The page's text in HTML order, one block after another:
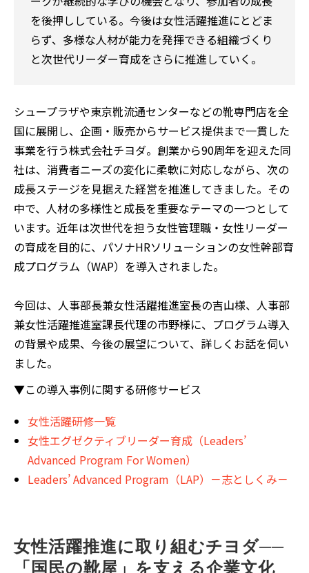
を後押ししている。今後は女性活躍推進にとどま
らず、多様な人材が能力を発揮できる組織づくり
と次世代リーダー育成をさらに推進していく。
シュープラザや東京靴流通センターなどの靴専門店を全
国に展開し、企画・販売からサービス提供まで一貫した
事業を行う株式会社チヨダ。創業から90周年を迎えた同
社は、消費者ニーズの変化に柔軟に対応しながら、次の
成長ステージを見据えた経営を推進してきました。その
中で、人材の多様性と成長を重要なテーマの一つとして
います。近年は次世代を担う女性管理職・女性リーダー
の育成を目的に、パソナHRソリューションの女性幹部育
成プログラム（WAP）を導入されました。
今回は、人事部長兼女性活躍推進室長の吉山様、人事部
兼女性活躍推進室課長代理の市野様に、プログラム導入
の背景や成果、今後の展望について、詳しくお話を伺い
ました。
▼この導入事例に関する研修サービス
女性活躍研修一覧
女性エグゼクティブリーダー育成（Leaders’
Advanced Program For Women）
Leaders’ Advanced Program（LAP）－志としくみ－
女性活躍推進に取り組むチヨダ──
「国民の靴屋」を支える企業文化